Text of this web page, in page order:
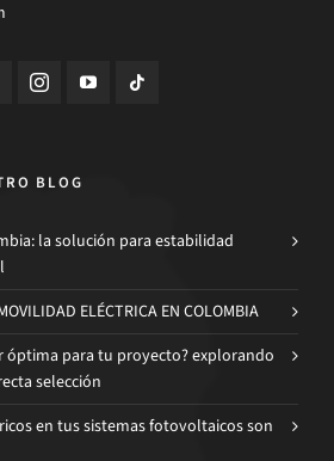
BLOG
la solución para estabilidad
ELÉCTRICA EN COLOMBIA
óptima para tu proyecto? explorando
selección
en tus sistemas fotovoltaicos son